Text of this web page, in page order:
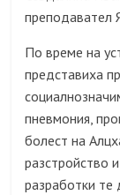
преподавател
По време на
представиха
пневмония,
болест на
разстройство
разработки те